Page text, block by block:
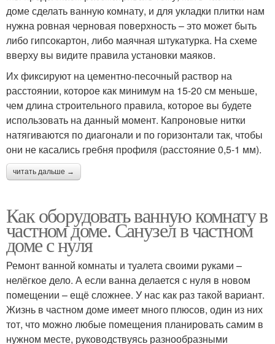
доме сделать ванную комнату, и для укладки плитки нам
нужна ровная черновая поверхность – это может быть
либо гипсокартон, либо маячная штукатурка. На схеме
вверху вы видите правила установки маяков.
Их фиксируют на цементно-песочный раствор на
расстоянии, которое как минимум на 15-20 см меньше,
чем длина строительного правила, которое вы будете
использовать на данный момент. Капроновые нитки
натягиваются по диагонали и по горизонтали так, чтобы
они не касались гребня профиля (расстояние 0,5-1 мм).
читать дальше →
Как оборудовать ванную комнату в
частном доме. Санузел в частном
доме с нуля
Ремонт ванной комнаты и туалета своими руками –
нелёгкое дело. А если ванна делается с нуля в новом
помещении – ещё сложнее. У нас как раз такой вариант.
Жизнь в частном доме имеет много плюсов, один из них
тот, что можно любые помещения планировать самим в
нужном месте, руководствуясь разнообразными